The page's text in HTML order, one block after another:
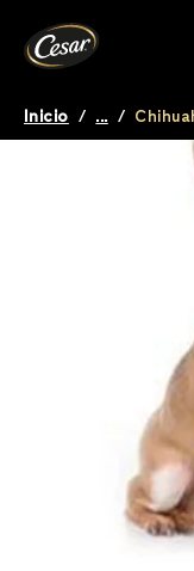
Breadcrumb
Inicio / ... /